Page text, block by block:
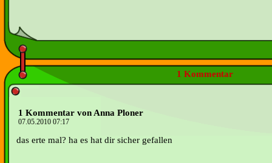
1 Kommentar
1 Kommentar von Anna Ploner
07.05.2010 07:17
das erte mal? ha es hat dir sicher gefallen